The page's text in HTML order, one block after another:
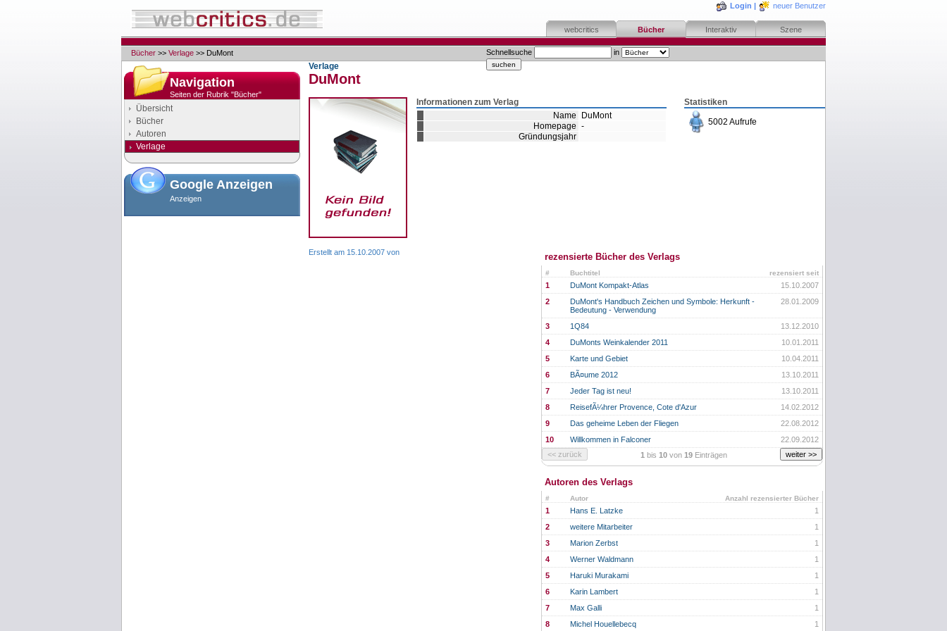
Login | neuer Benutzer
webcritics Bücher Interaktiv Szene
Schnellsuche in
Bücher >> Verlage >> DuMont
Navigation
Seiten der Rubrik "Bücher"
Übersicht
Bücher
Autoren
Verlage
Google Anzeigen
Anzeigen
Verlage
DuMont
Statistiken
5002 Aufrufe
Informationen zum Verlag
Name
DuMont
Homepage -
Gründungsjahr
rezensierte Bücher des Verlags
# rezensiert seit
Buchtitel
1 15.10.2007
DuMont Kompakt-Atlas
2
28.01.2009
DuMont's Handbuch Zeichen und Symbole: Herkunft -
Bedeutung - Verwendung
3
13.12.2010
1Q84
4
10.01.2011
DuMonts Weinkalender 2011
5
10.04.2011
Karte und Gebiet
6
13.10.2011
BÃ¤ume 2012
7
13.10.2011
Jeder Tag ist neu!
8
14.02.2012
ReisefÃ¼hrer Provence, Cote d'Azur
9
22.08.2012
Das geheime Leben der Fliegen
10
22.09.2012
Willkommen in Falconer
1 bis 10 von 19 Einträgen
Autoren des Verlags
# Anzahl rezensierter Bücher
Autor
1 1
Hans E. Latzke
2
1
weitere Mitarbeiter
3
1
Marion Zerbst
4
1
Werner Waldmann
5
1
Haruki Murakami
6
1
Karin Lambert
7
1
Max Galli
8
1
Michel Houellebecq
Erstellt am 15.10.2007 von